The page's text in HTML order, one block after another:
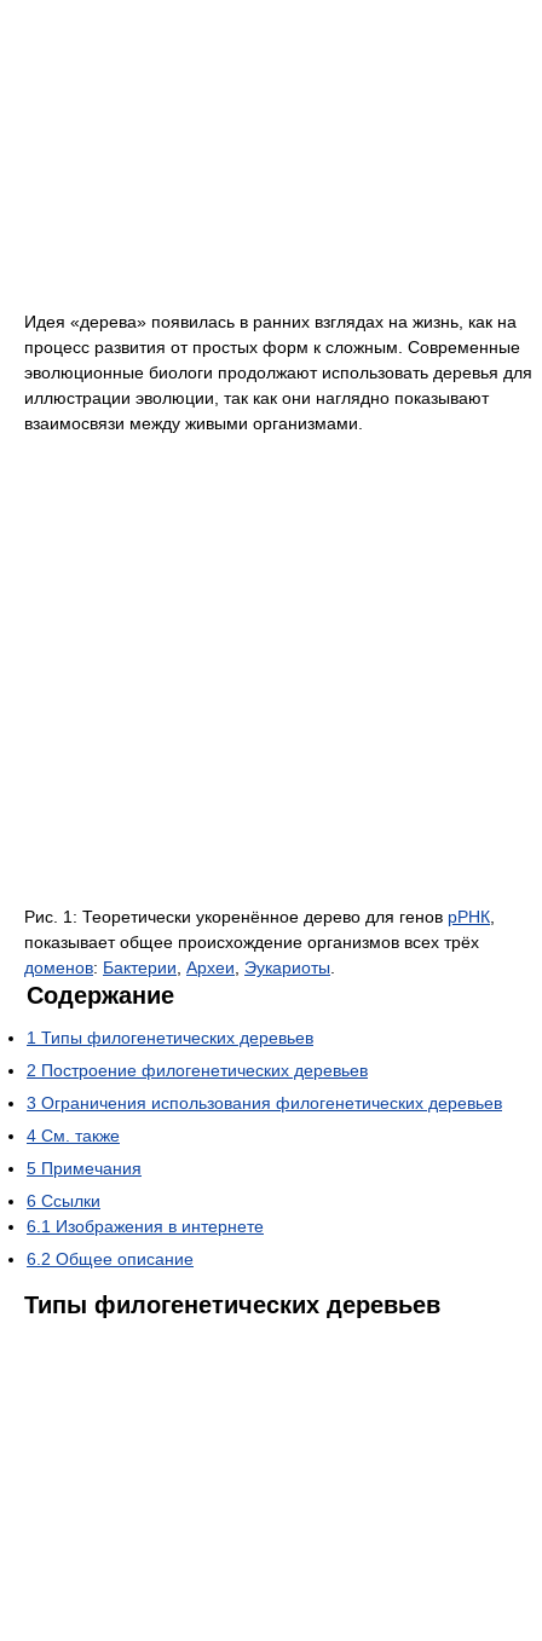
Идея «дерева» появилась в ранних взглядах на жизнь, как на
процесс развития от простых форм к сложным. Современные
эволюционные биологи продолжают использовать деревья для
иллюстрации эволюции, так как они наглядно показывают
взаимосвязи между живыми организмами.
Рис. 1: Теоретически укоренённое дерево для генов рРНК
показывает общее происхождение организмов всех трёх
доменов: Бактерии Археи Эукариоты
Содержание
1 Типы филогенетических деревьев
2 Построение филогенетических деревьев
3 Ограничения использования филогенетических деревьев
4 См. также
5 Примечания
6 Ссылки
6.1 Изображения в интернете
6.2 Общее описание
Типы филогенетических деревьев